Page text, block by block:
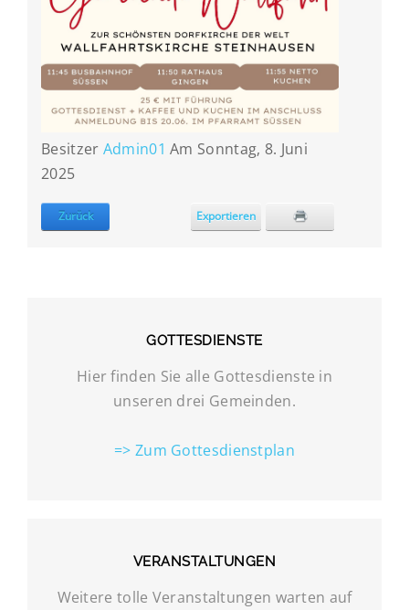
Besitzer Admin01 Am Sonntag, 8. Juni
2025
Zurück Exportieren
GOTTESDIENSTE
Hier finden Sie alle Gottesdienste in
unseren drei Gemeinden.
=> Zum Gottesdienstplan
VERANSTALTUNGEN
Weitere tolle Veranstaltungen warten auf